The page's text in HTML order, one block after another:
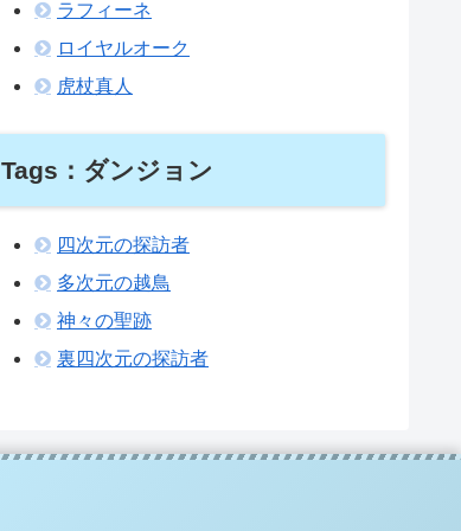
ラフィーネ
ロイヤルオーク
虎杖真人
Tags：ダンジョン
四次元の探訪者
多次元の越鳥
神々の聖跡
裏四次元の探訪者